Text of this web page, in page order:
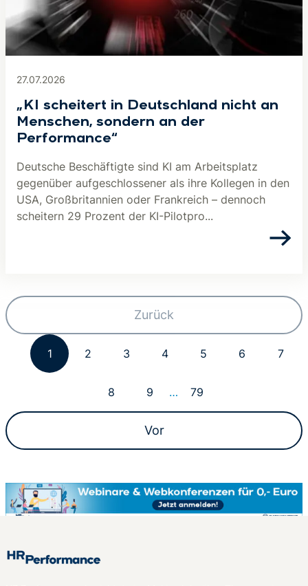
27.07.2026
„KI scheitert in Deutschland nicht an
Menschen, sondern an der
Performance“
Deutsche Beschäftigte sind KI am Arbeitsplatz
gegenüber aufgeschlossener als ihre Kollegen in den
USA, Großbritannien oder Frankreich – dennoch
scheitern 29 Prozent der KI-Pilotpro...
Zurück
1 2 3 4 5 6 7
8 9 … 79
Vor